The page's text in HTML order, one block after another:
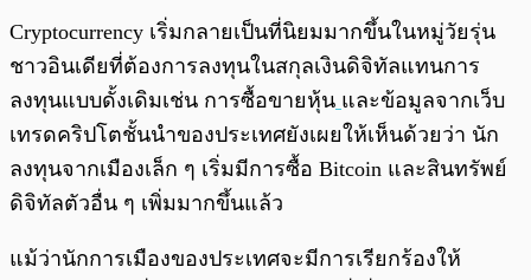
Cryptocurrency เริ่มกลายเป็นที่นิยมมากขึ้นในหมู่วัยรุ่น
ชาวอินเดียที่ต้องการลงทุนในสกุลเงินดิจิทัลแทนการ
ลงทุนแบบดั้งเดิมเช่น การซื้อขายหุ้น และข้อมูลจากเว็บ
เทรดคริปโตชั้นนำของประเทศยังเผยให้เห็นด้วยว่า นัก
ลงทุนจากเมืองเล็ก ๆ เริ่มมีการซื้อ Bitcoin และสินทรัพย์
ดิจิทัลตัวอื่น ๆ เพิ่มมากขึ้นแล้ว
แม้ว่านักการเมืองของประเทศจะมีการเรียกร้องให้